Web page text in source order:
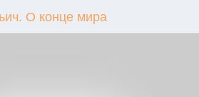
О конце мира